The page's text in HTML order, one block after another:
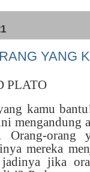
YANG
PLATO
kamu
mengandung
Orang-
mereka
jika